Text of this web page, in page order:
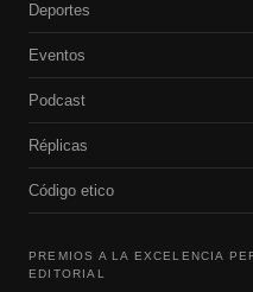
Deportes
Eventos
Podcast
Réplicas
Código etico
PREMIOS A LA EXCELENCIA
EDITORIAL